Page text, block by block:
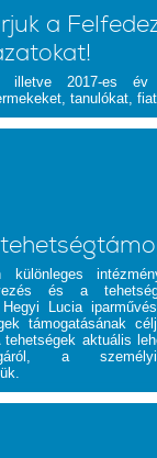
a
illetve 2017-es év
tanulókat,
különleges
és a
Lucia
támogatásának
tehetségek aktuális
a